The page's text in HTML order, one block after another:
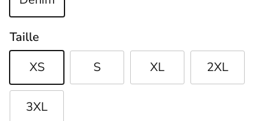
Taille
XS
S XL 2XL
3XL